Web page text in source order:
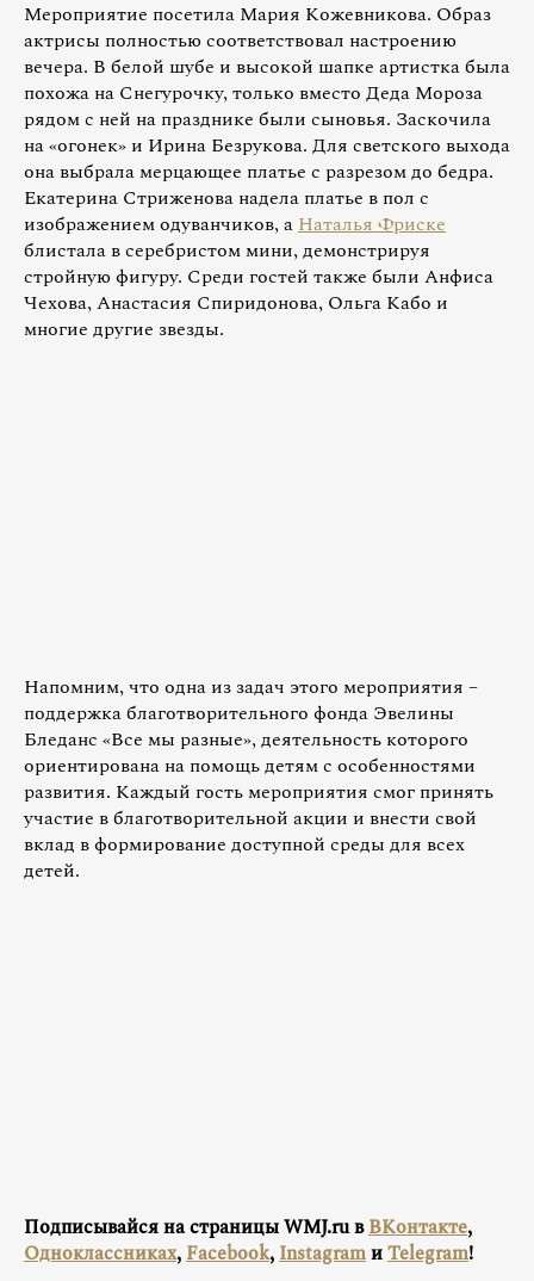
Мероприятие посетила Мария Кожевникова. Образ
актрисы полностью соответствовал настроению
вечера. В белой шубе и высокой шапке артистка была
похожа на Снегурочку, только вместо Деда Мороза
рядом с ней на празднике были сыновья. Заскочила
на «огонек» и Ирина Безрукова. Для светского выхода
она выбрала мерцающее платье с разрезом до бедра.
Екатерина Стриженова надела платье в пол с
изображением одуванчиков, аНаталья Фриске
блистала в серебристом мини, демонстрируя
стройную фигуру. Среди гостей также были Анфиса
Чехова, Анастасия Спиридонова, Ольга Кабо и
многие другие звезды.
Напомним, что одна из задач этого мероприятия –
поддержка благотворительного фонда Эвелины
Бледанс «Все мы разные», деятельность которого
ориентирована на помощь детям с особенностями
развития. Каждый гость мероприятия смог принять
участие в благотворительной акции и внести свой
вклад в формирование доступной среды для всех
детей.
Подписывайся на страницы WMJ.ru вВКонтакте,
Одноклассниках,Facebook,InstagramиTelegram!